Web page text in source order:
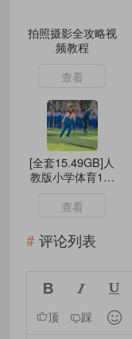
拍照摄影全攻略视
频教程
查看
[全套15.49GB]人
教版小学体育1-6
学视频(Mp4)
查看
评论列表
  
顶 踩 